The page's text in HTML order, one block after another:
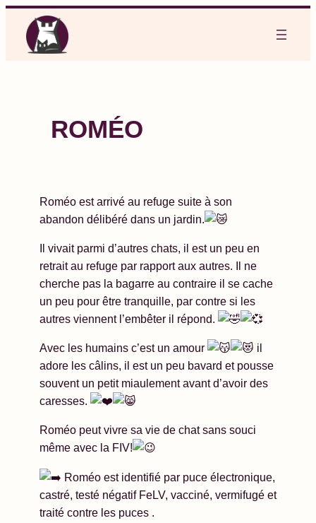
contenu
ROMÉO
Roméo est arrivé au refuge suite à son
abandon délibéré dans un jardin.
Il vivait parmi d’autres chats, il est un peu en
retrait au refuge par rapport aux autres. Il ne
cherche pas la bagarre au contraire il se cache
un peu pour être tranquille, par contre si les
autres viennent l’embêter il répond.
Avec les humains c’est un amour
il
adore les câlins, il est un peu bavard et pousse
souvent un petit miaulement avant d’avoir des
caresses.
Roméo peut vivre sa vie de chat sans souci
même avec la FIV!
Roméo est identifié par puce électronique,
castré, testé négatif FeLV, vacciné, vermifugé et
traité contre les puces .